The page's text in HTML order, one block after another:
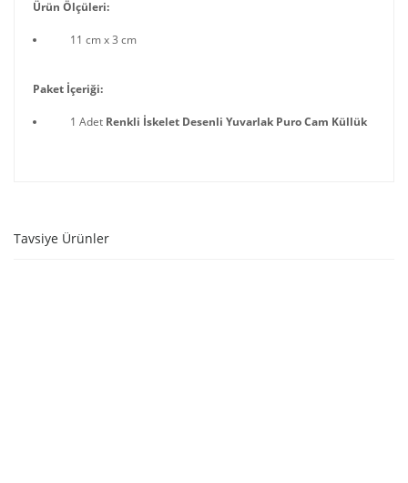
Ürün Ölçüleri:
11 cm x 3 cm
Paket İçeriği:
1 Adet Renkli İskelet Desenli Yuvarlak Puro Cam Küllük
Tavsiye Ürünler